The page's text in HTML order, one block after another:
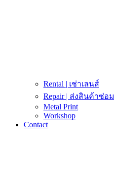
Rental | เช่าเลนส์
Repair | ส่งสินค้าซ่อม
Metal Print
Workshop
Contact